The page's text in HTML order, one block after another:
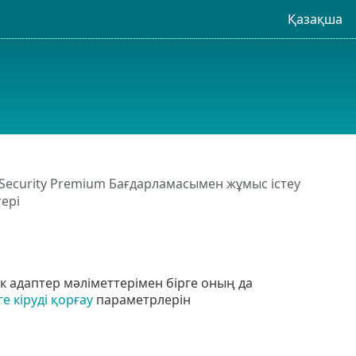
Қазақша
Premium Бағдарламасымен жұмыс істеу
адаптер мәліметтерімен бірге оның да
кіруді қорғаупараметрлерін